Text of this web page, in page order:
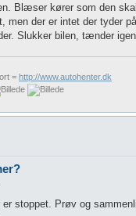
Blæser kører som den
men der er intet der tyder
Slukker bilen, tænder
= http://www.autohenter.dk
stoppet. Prøv og